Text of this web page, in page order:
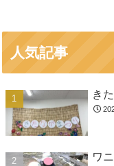
人気記事
き
ワ